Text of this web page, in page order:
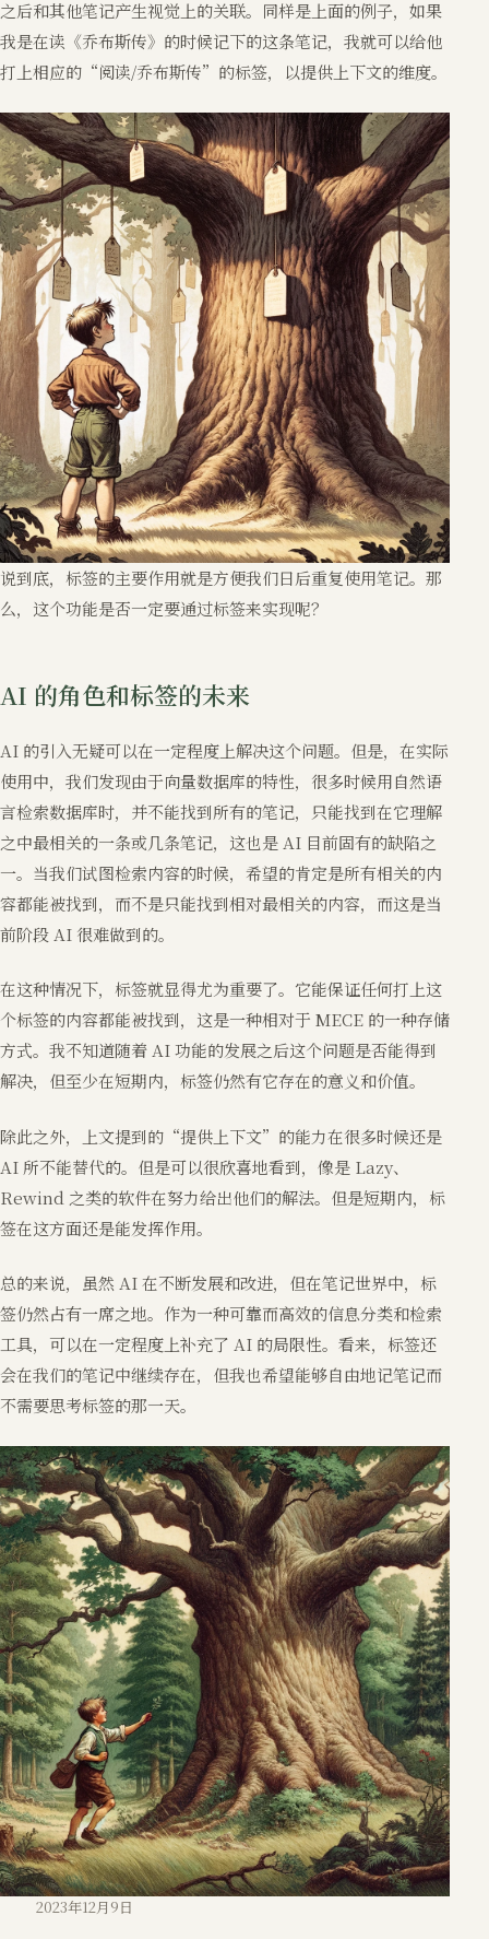
之后和其他笔记产生视觉上的关联。同样是上面的例子，如果
我是在读《乔布斯传》的时候记下的这条笔记，我就可以给他
打上相应的“阅读/乔布斯传”的标签，以提供上下文的维度。
说到底，标签的主要作用就是方便我们日后重复使用笔记。那
么，这个功能是否一定要通过标签来实现呢？
AI 的角色和标签的未来
AI 的引入无疑可以在一定程度上解决这个问题。但是，在实际
使用中，我们发现由于向量数据库的特性，很多时候用自然语
言检索数据库时，并不能找到所有的笔记，只能找到在它理解
之中最相关的一条或几条笔记，这也是 AI 目前固有的缺陷之
一。当我们试图检索内容的时候，希望的肯定是所有相关的内
容都能被找到，而不是只能找到相对最相关的内容，而这是当
前阶段 AI 很难做到的。
在这种情况下，标签就显得尤为重要了。它能保证任何打上这
个标签的内容都能被找到，这是一种相对于 MECE 的一种存储
方式。我不知道随着 AI 功能的发展之后这个问题是否能得到
解决，但至少在短期内，标签仍然有它存在的意义和价值。
除此之外，上文提到的“提供上下文”的能力在很多时候还是
AI 所不能替代的。但是可以很欣喜地看到，像是 Lazy、
Rewind 之类的软件在努力给出他们的解法。但是短期内，标
签在这方面还是能发挥作用。
总的来说，虽然 AI 在不断发展和改进，但在笔记世界中，标
签仍然占有一席之地。作为一种可靠而高效的信息分类和检索
工具，可以在一定程度上补充了 AI 的局限性。看来，标签还
会在我们的笔记中继续存在，但我也希望能够自由地记笔记而
不需要思考标签的那一天。
2023年12月9日